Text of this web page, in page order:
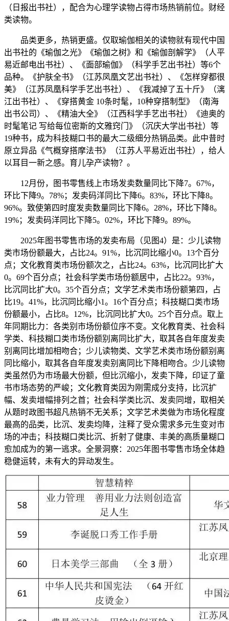
（日报出书社），配合为心理学读物占得市场热销前位。财经
类读物。
品类更多，热销更盛。仅取瑜伽相关的读物就有现代中国
出书社的《瑜伽之光》《瑜伽之树》和《瑜伽剖解学》（人平
易近邮电出书社）、《面部瑜伽》（科学手艺出书社）等6个
品种。《护肤全书》（江苏凤凰文艺出书社）、《怎样穿都很
美》（江苏凤凰科学手艺出书社）、《我减掉了五十斤》（漓
江出书社）、《穿搭黄金 10条时髦，10种穿搭制型》（南海
出书公司）、《精油大全》（江西科学手艺出书社）《迪奥的
时髦笔记 写给每位密斯的文雅窍门》（沉庆大学出书社）等
19种书，成为科技糊口书的最大二级细分热销品类。此中昔时
原立异品《气概穿搭摩法书》（江苏人平易近出书社），给人
以耳目一新之感。育儿孕产读物？。
12月份，图书零售线上市场发卖数量同比下降7。67%，
环比下降9。78%；发卖码洋同比下降6。83%，环比下降8。
96%。致使第四时度发卖数量同比下降6。28%，环比下降8。
19%；发卖码洋同比下降5。02%，环比下降9。89%。
2025年图书零售市场的发卖布局（见图4）是：少儿读物
类市场份额最大，占比24。91%，比沉同比缩小0。13个百分
点；文化教育类市场份额次之，占比24。63%，比沉同比扩大
0。69个百分点；社会科学类市场份额居中，占比22。93%，
比沉同比扩大0。35个百分点；文学艺术类市场份额第四，占
比19。41%，比沉同比缩小1。16个百分点；科技糊口类市场
份额最小，占比8。12%，比沉同比扩大0。25个百分点。取上
年同期比力：各类别市场份额位序不变。文化教育类、社会科
学类、科技糊口类市场份额别离同比扩大，取其各自年度发卖
别离同比增加相吻合；少儿读物类、文学艺术类市场份额别离
同比缩小，取其各自年度发卖别离同比下降相吻合。少儿读物
类虽然仍为市场最大份额，但比沉缩小，发卖下降，印证了童
书市场态势的严峻；文化教育类因为刚需成分支持，比沉扩
幅、发卖增幅排列之首；社会科学类比沉、发卖同增，取相关
从题时政图书超凡热销不无关系；文学艺术类做为市场化程度
最高的品类，比沉、发卖均降，注释了受众需求多元生变对市
场的冲击；科技糊口类比沉、折射了健康、丰美的高质量糊口
愈加成为的第一逃求。全景洞察：2025年图书零售市场全体趋
稳健运转，未有大的异动发生。